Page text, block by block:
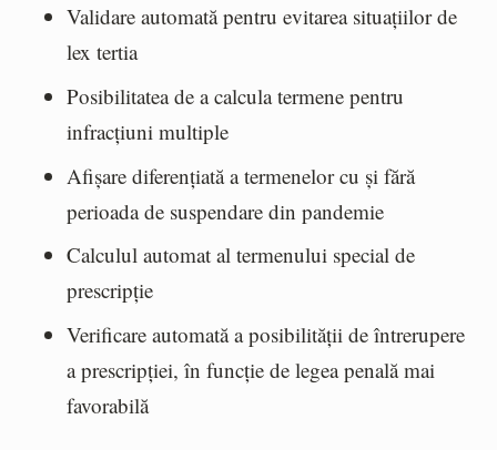
Validare automată pentru evitarea situațiilor de
lex tertia
Posibilitatea de a calcula termene pentru
infracțiuni multiple
Afișare diferențiată a termenelor cu și fără
perioada de suspendare din pandemie
Calculul automat al termenului special de
prescripție
Verificare automată a posibilității de întrerupere
a prescripției, în funcție de legea penală mai
favorabilă